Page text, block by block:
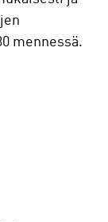
mennessä.